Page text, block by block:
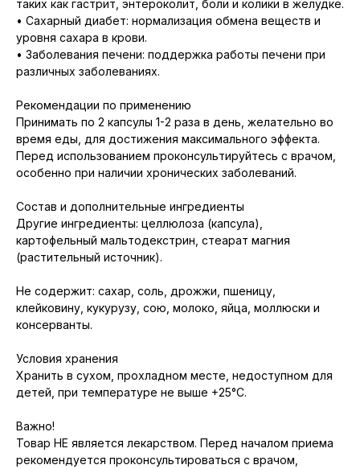
таких как гастрит, энтероколит, боли и колики в желудке.
• Сахарный диабет: нормализация обмена веществ и
уровня сахара в крови.
• Заболевания печени: поддержка работы печени при
различных заболеваниях.
Рекомендации по применению
Принимать по 2 капсулы 1-2 раза в день, желательно во
время еды, для достижения максимального эффекта.
Перед использованием проконсультируйтесь с врачом,
особенно при наличии хронических заболеваний.
Состав и дополнительные ингредиенты
Другие ингредиенты: целлюлоза (капсула),
картофельный мальтодекстрин, стеарат магния
(растительный источник).
Не содержит: сахар, соль, дрожжи, пшеницу,
клейковину, кукурузу, сою, молоко, яйца, моллюски и
консерванты.
Условия хранения
Хранить в сухом, прохладном месте, недоступном для
детей, при температуре не выше +25°C.
Важно!
Товар НЕ является лекарством. Перед началом приема
рекомендуется проконсультироваться с врачом,